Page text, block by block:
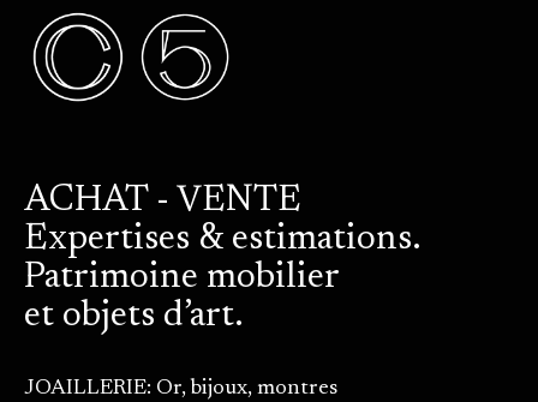
ACHAT - VENTE
Expertises & estimations.
Patrimoine mobilier
et objets d’art.
JOAILLERIE: Or, bijoux, montres